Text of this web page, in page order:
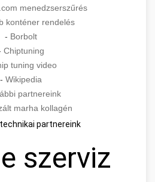
menedzserszűrés
konténer rendelés
- Borbolt
Chiptuning
tuning video
- Wikipedia
partnereink
marha kollagén
partnereink
szerviz